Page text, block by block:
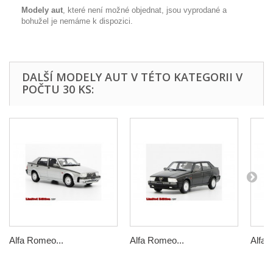
Modely aut, které není možné objednat, jsou vyprodané a
bohužel je nemáme k dispozici.
DALŠÍ MODELY AUT V TÉTO KATEGORII V
POČTU 30 KS:
Alfa Romeo... Alfa Romeo... Alfa